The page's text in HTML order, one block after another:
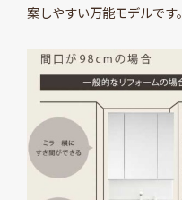
案しやすい万能モデルです。